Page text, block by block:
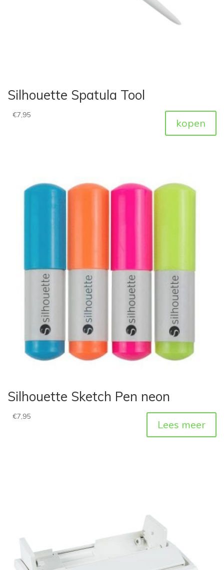
Silhouette Spatula Tool
€7,95
kopen
Silhouette Sketch Pen neon
€7,95
Lees meer